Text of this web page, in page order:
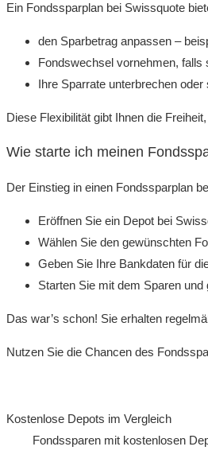
Ein Fondssparplan bei Swissquote
den Sparbetrag anpassen –
Fondswechsel vornehmen,
Ihre Sparrate unterbrechen
Diese Flexibilität gibt Ihnen die
Wie starte ich meinen
Der Einstieg in einen Fondssparplan
Eröffnen Sie ein Depot bei
Wählen Sie den gewünschten
Geben Sie Ihre Bankdaten für
Starten Sie mit dem Sparen
Das war’s schon! Sie erhalten
Nutzen Sie die Chancen des
Kostenlose Depots im Vergleich
Fondssparen mit kostenlosen